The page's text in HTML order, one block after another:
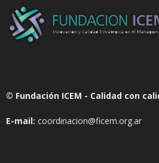
© Fundación ICEM - Calidad con
E-mail: coordinacion@ficem.org.ar